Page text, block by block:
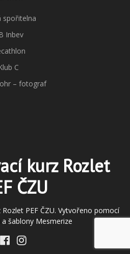
spořitelna
Inbev
C
– fotograf
kurz Rozlet
ČZU
PEF ČZU. Vytvořeno pomocí
a šablony Mesmerize